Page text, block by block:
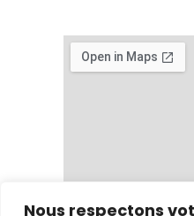
Nous respectons